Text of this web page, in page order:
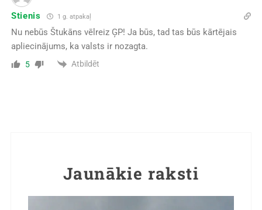
Stienis 1 g. atpakaļ
Nu nebūs Štukāns vēlreiz ĢP! Ja būs, tad tas būs kārtējais
apliecinājums, ka valsts ir nozagta.
5 Atbildēt
Jaunākie raksti